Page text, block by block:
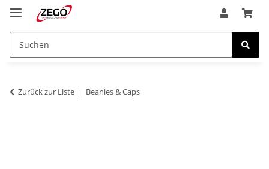
Zurück zur Liste Beanies & Caps